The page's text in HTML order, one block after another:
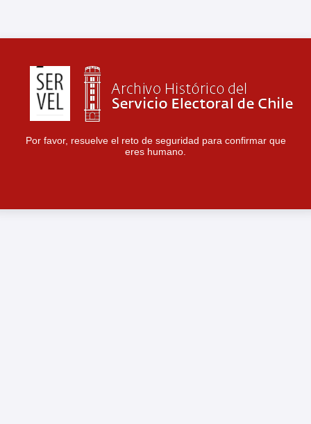
Por favor, resuelve el reto de seguridad para confirmar que
eres humano.